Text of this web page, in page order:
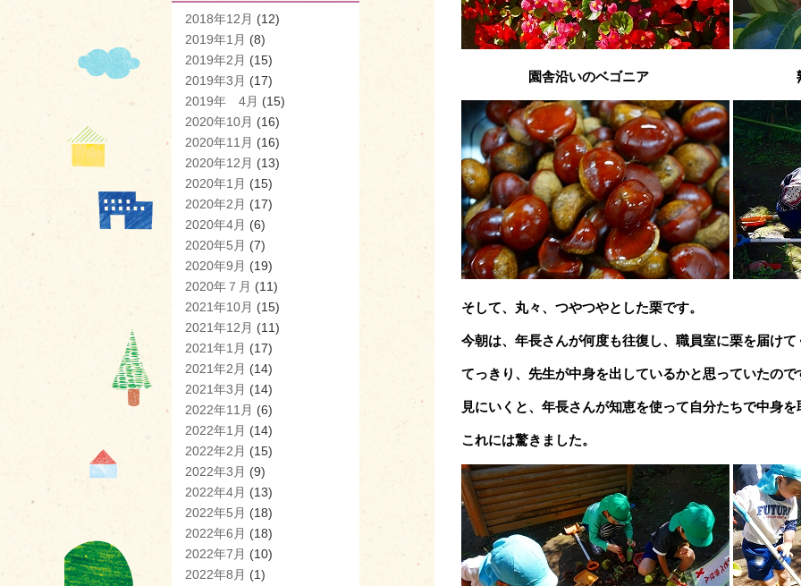
2018年12月 (12)
2019年1月 (8)
2019年2月 (15)
2019年3月 (17)
2019年 4月 (15)
2020年10月 (16)
2020年11月 (16)
2020年12月 (13)
2020年1月 (15)
2020年2月 (17)
2020年4月 (6)
2020年5月 (7)
2020年9月 (19)
2020年７月 (11)
2021年10月 (15)
2021年12月 (11)
2021年1月 (17)
2021年2月 (14)
2021年3月 (14)
2022年11月 (6)
2022年1月 (14)
2022年2月 (15)
2022年3月 (9)
2022年4月 (13)
2022年5月 (18)
2022年6月 (18)
2022年7月 (10)
2022年8月 (1)
園舎沿いのベゴニア 熟し
そして、丸々、つやつやとした栗です。
今朝は、年長さんが何度も往復し、職員室に栗を届けて
てっきり、先生が中身を出しているかと思っていたので
見にいくと、 年長さんが知恵を使って自分たちで中身
これには驚きました。